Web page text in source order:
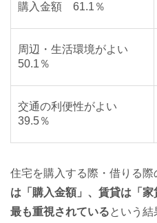
購入金額 61.1％
周辺・生活環境がよい
50.1％
交通の利便性がよい
39.5％
住宅を購入する際・借りる際
は「購入金額」、賃貸は「家
最も重視されているという結